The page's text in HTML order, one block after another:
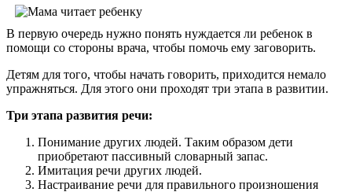
В первую очередь нужно понять нуждается ли ребенок в
помощи со стороны врача, чтобы помочь ему заговорить.
Детям для того, чтобы начать говорить, приходится немало
упражняться. Для этого они проходят три этапа в развитии.
Три этапа развития речи:
Понимание других людей. Таким образом дети
приобретают пассивный словарный запас.
Имитация речи других людей.
Настраивание речи для правильного произношения